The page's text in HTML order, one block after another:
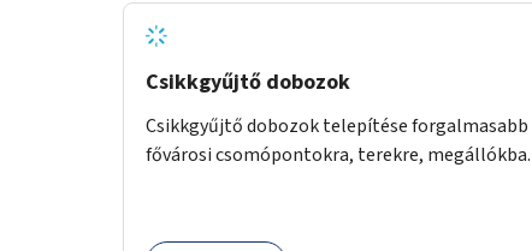
Csikkgyűjtő dobozok
Csikkgyűjtő dobozok telepítése forgalmasabb
fővárosi csomópontokra, terekre, megállókba.